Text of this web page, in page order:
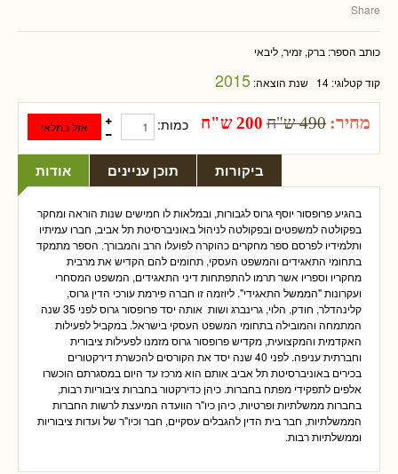
Share
כותב הספר: ברק, זמיר, ליבאי
קוד קטלוגי: 14 שנת הוצאה: 2015
מחיר: 490 ש"ח 200 ש"ח כמות:
אודות תוכן עניינים ביקורות
בהגיע פרופסור יוסף גרוס לגבורות, ובמלאות לו חמישים שנות הוראה ומחקר
בפקולטה למשפטים ובפקולטה לניהול באוניברסיטת תל אביב, חברו עמיתיו
ותלמידיו לפרסם ספר מחקרים כהוקרה לפועלו הרב והמבורך. הספר מתמקד
בתחומי התאגידים והמשפט העסקי, תחומים להם הקדיש את מרבית
מחקריו וספריו אשר תרמו להתפתחות דיני התאגידים, המשפט המסחרי
ועקרונות "הממשל התאגידי". ליוזמה זו חברה פירמת עורכי הדין גרוס,
קלינהדלר, חודק, הלוי, גרינברג ושות אותה יסד פרופסור גרוס לפני 35 שנה
המתמחה והמובילה בתחומי המשפט העסקי בישראל. במקביל לפעילות
האקדמית והמקצועית, מקדיש פרופסור גרוס מזמנו לפעילות ציבורית
וחברתית עניפה. לפני 40 שנה יסד את הקורסים להכשרת דירקטורים
בכירים באוניברסיטת תל אביב אותם הוא מרכז עד היום במסגרתם הוכשרו
אלפים לתפקידי מפתח בחברות. כיהן כדירקטור בחברות ציבוריות רבות,
בחברות ממשלתיות ופרטיות, כיהן כיו"ר הוועדה המיעצת לרשות החברות
הממשלתיות, חבר בית הדין להגבלים עסקיים, חבר וכיו"ר של ועדות ציבוריות
וממשלתיות רבות.